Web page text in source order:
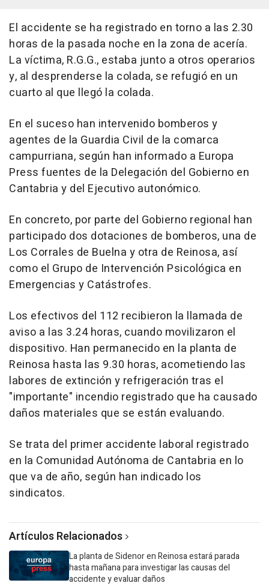
El accidente se ha registrado en torno a las 2.30
horas de la pasada noche en la zona de acería.
La víctima, R.G.G., estaba junto a otros operarios
y, al desprenderse la colada, se refugió en un
cuarto al que llegó la colada.
En el suceso han intervenido bomberos y
agentes de la Guardia Civil de la comarca
campurriana, según han informado a Europa
Press fuentes de la Delegación del Gobierno en
Cantabria y del Ejecutivo autonómico.
En concreto, por parte del Gobierno regional han
participado dos dotaciones de bomberos, una de
Los Corrales de Buelna y otra de Reinosa, así
como el Grupo de Intervención Psicológica en
Emergencias y Catástrofes.
Los efectivos del 112 recibieron la llamada de
aviso a las 3.24 horas, cuando movilizaron el
dispositivo. Han permanecido en la planta de
Reinosa hasta las 9.30 horas, acometiendo las
labores de extinción y refrigeración tras el
"importante" incendio registrado que ha causado
daños materiales que se están evaluando.
Se trata del primer accidente laboral registrado
en la Comunidad Autónoma de Cantabria en lo
que va de año, según han indicado los
sindicatos.
Artículos Relacionados
La planta de Sidenor en Reinosa estará parada
hasta mañana para investigar las causas del
accidente y evaluar daños